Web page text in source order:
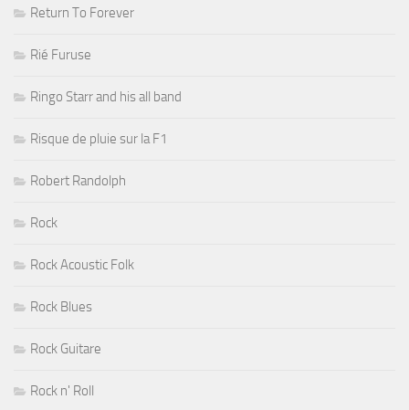
Return To Forever
Rié Furuse
Ringo Starr and his all band
Risque de pluie sur la F1
Robert Randolph
Rock
Rock Acoustic Folk
Rock Blues
Rock Guitare
Rock n' Roll